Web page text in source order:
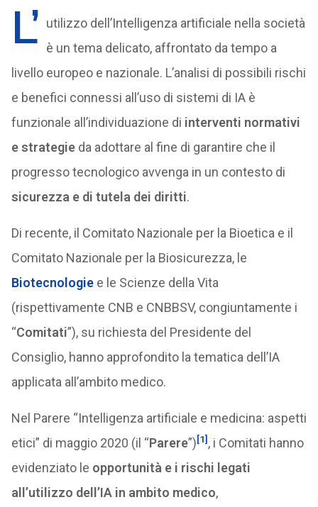
L’ utilizzo dell’Intelligenza artificiale nella società
è un tema delicato, affrontato da tempo a
livello europeo e nazionale. L’analisi di possibili rischi
e benefici connessi all’uso di sistemi di IA è
funzionale all’individuazione di interventi normativi
e strategieda adottare al fine di garantire che il
progresso tecnologico avvenga in un contesto di
sicurezza e di tutela dei diritti.
Di recente, il Comitato Nazionale per la Bioetica e il
Comitato Nazionale per la Biosicurezza, le
Biotecnologiee le Scienze della Vita
(rispettivamente CNB e CNBBSV, congiuntamente i
“Comitati”), su richiesta del Presidente del
Consiglio, hanno approfondito la tematica dell’IA
applicata all’ambito medico.
Nel Parere “Intelligenza artificiale e medicina: aspetti
etici” di maggio 2020 (il “Parere”)[1] , i Comitati hanno
evidenziato le opportunità e i rischi legati
all’utilizzo dell’IA in ambito medico,